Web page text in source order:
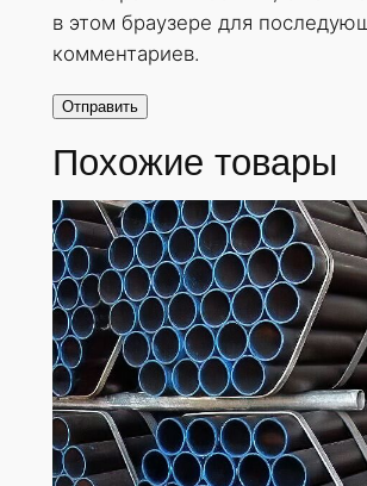
н
2
1
х
3
м
м
.
Г
О
в этом браузере для
комментариев.
Похожие товары